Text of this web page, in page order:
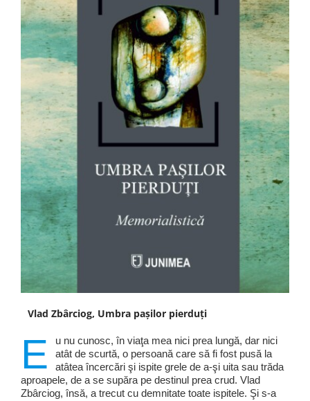
Vlad Zbârciog, Umbra pașilor pierduți
E
u nu cunosc, în viaţa mea nici prea lungă, dar nici
atât de scurtă, o persoană care să fi fost pusă la
atâtea încercări şi ispite grele de a-şi uita sau trăda
aproapele, de a se supăra pe destinul prea crud. Vlad
Zbârciog, însă, a trecut cu demnitate toate ispitele. Şi s-a